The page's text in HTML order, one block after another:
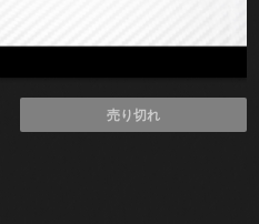
売り切れ